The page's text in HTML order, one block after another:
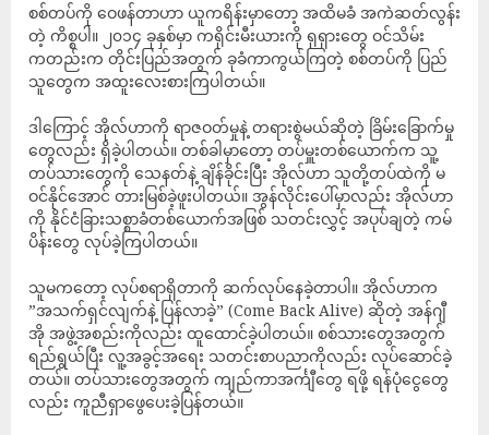
စစ်တပ်ကို ဝေဖန်တာဟာ ယူကရိန်းမှာတော့ အထိမခံ အကဲဆတ်လွန်း
တဲ့ ကိစ္စပါ။ ၂၀၁၄ ခုနှစ်မှာ ကရိုင်းမီးယားကို ရုရှားတွေ ဝင်သိမ်း
ကတည်းက တိုင်းပြည်အတွက် ခုခံကာကွယ်ကြတဲ့ စစ်တပ်ကို ပြည်
သူတွေက အထူးလေးစားကြပါတယ်။
ဒါကြောင့် အိုလ်ဟာကို ရာဇဝတ်မှုနဲ့ တရားစွဲမယ်ဆိုတဲ့ ခြိမ်းခြောက်မှု
တွေလည်း ရှိခဲ့ပါတယ်။ တစ်ခါမှာတော့ တပ်မှူးတစ်ယောက်က သူ့
တပ်သားတွေကို သေနတ်နဲ့ ချိန်ခိုင်းပြီး အိုလ်ဟာ သူတို့တပ်ထဲကို မ
ဝင်နိုင်အောင် တားမြစ်ခဲ့ဖူးပါတယ်။ အွန်လိုင်းပေါ်မှာလည်း အိုလ်ဟာ
ကို နိုင်ငံခြားသစ္စာခံတစ်ယောက်အဖြစ် သတင်းလွှင့် အပုပ်ချတဲ့ ကမ်
ပိန်းတွေ လုပ်ခဲ့ကြပါတယ်။
သူမကတော့ လုပ်စရာရှိတာကို ဆက်လုပ်နေခဲ့တာပါ။ အိုလ်ဟာက
”အသက်ရှင်လျက်နဲ့ ပြန်လာခဲ့” (Come Back Alive) ဆိုတဲ့ အန်ဂျီ
အို အဖွဲ့အစည်းကိုလည်း ထူထောင်ခဲ့ပါတယ်။ စစ်သားတွေအတွက်
ရည်ရွယ်ပြီး လူ့အခွင့်အရေး သတင်းစာပညာကိုလည်း လုပ်ဆောင်ခဲ့
တယ်။ တပ်သားတွေအတွက် ကျည်ကာအင်္ကျီတွေ ရဖို့ ရန်ပုံငွေတွေ
လည်း ကူညီရှာဖွေပေးခဲ့ပြန်တယ်။